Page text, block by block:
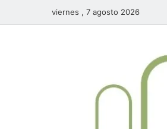
viernes , 7 agosto 2026